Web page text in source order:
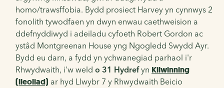
homo/trawsffobia. Bydd prosiect Harvey yn cynnwys 2
fonolith tywodfaen yn dwyn enwau caethweision a
ddefnyddiwyd i adeiladu cyfoeth Robert Gordon ac
ystâd Montgreenan House yng Ngogledd Swydd Ayr.
Bydd eu darn, a fydd yn ychwanegiad parhaol i'r
Rhwydwaith, i'w weld o 31 Hydrefyn Kilwinning
(lleoliad) ar hyd Llwybr 7 y Rhwydwaith Beicio